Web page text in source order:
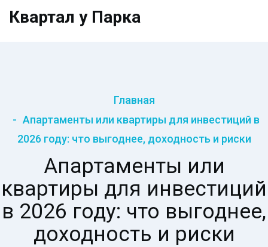
Квартал у Парка
Главная
Апартаменты или квартиры для инвестиций в
2026 году: что выгоднее, доходность и риски
Апартаменты или
квартиры для инвестиций
в 2026 году: что выгоднее,
доходность и риски